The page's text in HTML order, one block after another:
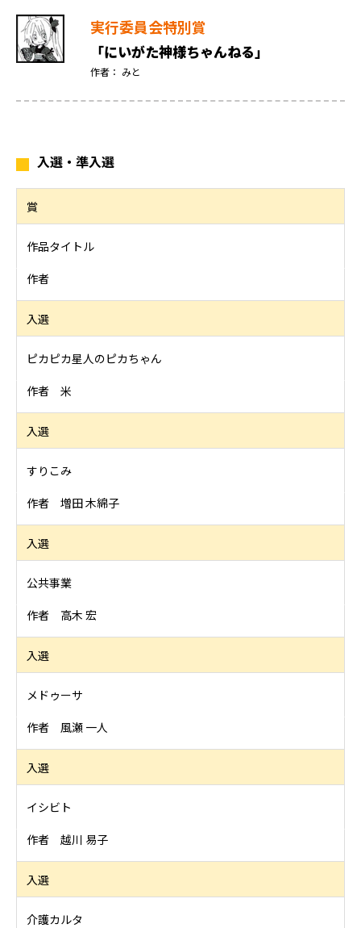
実行委員会特別賞
「にいがた神様ちゃんねる」
作者： みと
入選・準入選
賞
作品タイトル
作者
入選
ピカピカ星人のピカちゃん
作者 米
入選
すりこみ
作者 増田 木綿子
入選
公共事業
作者 高木 宏
入選
メドゥーサ
作者 風瀬 一人
入選
イシビト
作者 越川 易子
入選
介護カルタ